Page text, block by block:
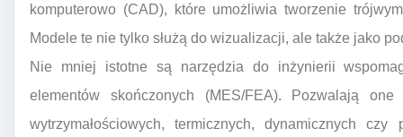
komputerowo (CAD), które umożliwia tworzenie
Modele te nie tylko służą do wizualizacji, ale także jako
Nie mniej istotne są narzędzia do inżynierii
elementów skończonych (MES/FEA). Pozwalają
wytrzymałościowych, termicznych, dynamicznych